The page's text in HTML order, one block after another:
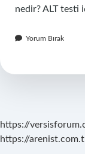
nedir? ALT testi
Yorum Bırak
https://
https://